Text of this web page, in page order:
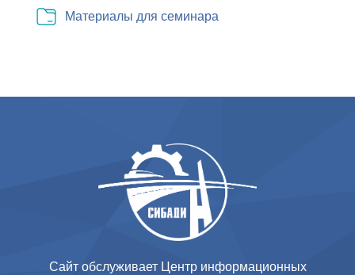
и
д
е
о
з
в
е
Материалы для семинара
Сайт обслуживает Центр информационных